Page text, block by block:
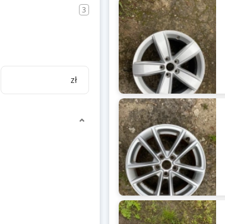
3
zł